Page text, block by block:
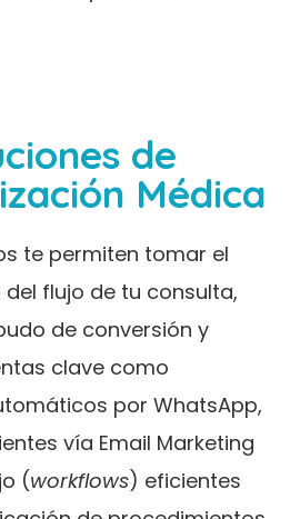
de
Médica
te permiten tomar el
flujo de tu consulta,
de conversión y
clave como
por WhatsApp,
vía Email Marketing
(workflows) eficientes